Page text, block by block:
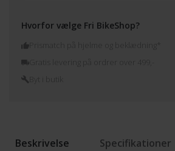
Hvorfor vælge Fri BikeShop?
Prismatch på hjelme og beklædning*
Beskrivelse Specifikationer